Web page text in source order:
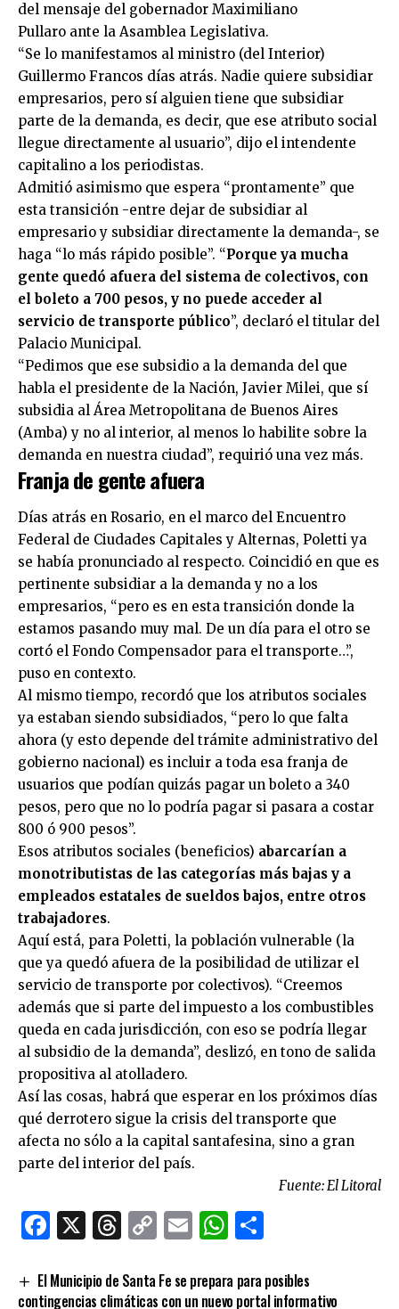
del mensaje del gobernador Maximiliano
Pullaro ante la Asamblea Legislativa.
“Se lo manifestamos al ministro (del Interior)
Guillermo Francos días atrás. Nadie quiere subsidiar
empresarios, pero sí alguien tiene que subsidiar
parte de la demanda, es decir, que ese atributo social
llegue directamente al usuario”, dijo el intendente
capitalino a los periodistas.
Admitió asimismo que espera “prontamente” que
esta transición -entre dejar de subsidiar al
empresario y subsidiar directamente la demanda-, se
haga “lo más rápido posible”. “Porque ya mucha
gente quedó afuera del sistema de colectivos, con
el boleto a 700 pesos, y no puede acceder al
servicio de transporte público”, declaró el titular del
Palacio Municipal.
“Pedimos que ese subsidio a la demanda del que
habla el presidente de la Nación, Javier Milei, que sí
subsidia al Área Metropolitana de Buenos Aires
(Amba) y no al interior, al menos lo habilite sobre la
demanda en nuestra ciudad”, requirió una vez más.
Franja de gente afuera
Días atrás en Rosario, en el marco del Encuentro
Federal de Ciudades Capitales y Alternas, Poletti ya
se había pronunciado al respecto. Coincidió en que es
pertinente subsidiar a la demanda y no a los
empresarios, “pero es en esta transición donde la
estamos pasando muy mal. De un día para el otro se
cortó el Fondo Compensador para el transporte…”,
puso en contexto.
Al mismo tiempo, recordó que los atributos sociales
ya estaban siendo subsidiados, “pero lo que falta
ahora (y esto depende del trámite administrativo del
gobierno nacional) es incluir a toda esa franja de
usuarios que podían quizás pagar un boleto a 340
pesos, pero que no lo podría pagar si pasara a costar
800 ó 900 pesos”.
Esos atributos sociales (beneficios) abarcarían a
monotributistas de las categorías más bajas y a
empleados estatales de sueldos bajos, entre otros
trabajadores.
Aquí está, para Poletti, la población vulnerable (la
que ya quedó afuera de la posibilidad de utilizar el
servicio de transporte por colectivos). “Creemos
además que si parte del impuesto a los combustibles
queda en cada jurisdicción, con eso se podría llegar
al subsidio de la demanda”, deslizó, en tono de salida
propositiva al atolladero.
Así las cosas, habrá que esperar en los próximos días
qué derrotero sigue la crisis del transporte que
afecta no sólo a la capital santafesina, sino a gran
parte del interior del país.
Fuente: El Litoral
Facebook
X Threads
CopyEmailWhatsApp
El Municipio de Santa Fe se prepara para posibles
contingencias climáticas con un nuevo portal informativo